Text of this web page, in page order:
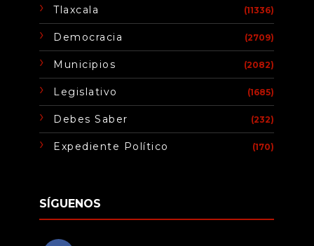
Tlaxcala (11336)
Democracia (2709)
Municipios (2082)
Legislativo (1685)
Debes Saber (232)
Expediente Político (170)
SÍGUENOS